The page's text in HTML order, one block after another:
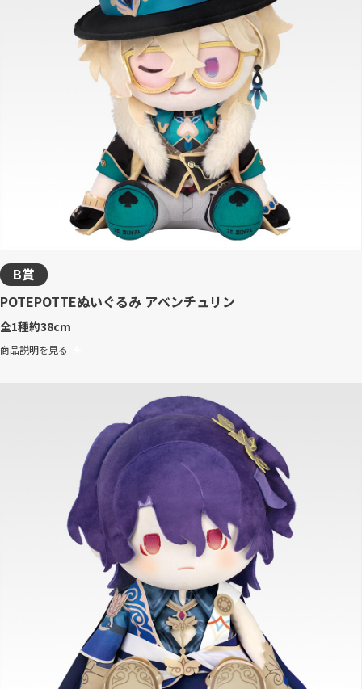
B賞
POTEPOTTEぬいぐるみ アベンチュリン
全1種約38cm
商品説明を見る